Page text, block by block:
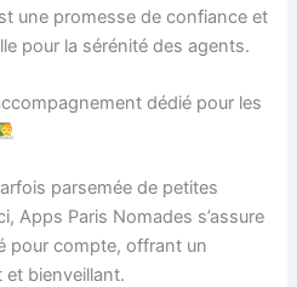
une promesse de confiance et
pour la sérénité des agents.
dédié pour les
parsemée de petites
Apps Paris Nomades s’assure
pour compte, offrant un
bienveillant.